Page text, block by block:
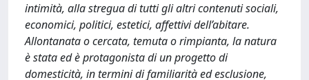
intimità, alla stregua di tutti gli altri contenuti sociali,
economici, politici, estetici, affettivi dell’abitare.
Allontanata o cercata, temuta o rimpianta, la natura
è stata ed è protagonista di un progetto di
domesticità, in termini di familiarità ed esclusione,